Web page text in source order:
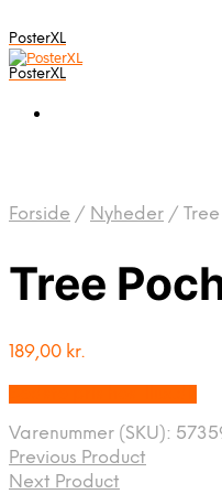
PosterXL
PosterXL
Forside / Nyheder /
Tree
189,00 kr.
Varenummer (SKU):
Previous Product
Next Product